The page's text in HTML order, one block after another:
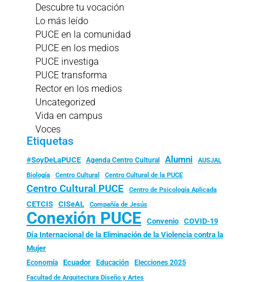
Descubre tu vocación
Lo más leído
PUCE en la comunidad
PUCE en los medios
PUCE investiga
PUCE transforma
Rector en los medios
Uncategorized
Vida en campus
Voces
Etiquetas
#SoyDeLaPUCE Agenda Centro Cultural Alumni
AUSJAL
Biología
Centro Cultural Centro Cultural de la PUCE
Centro Cultural PUCE Centro de Psicología Aplicada
CETCIS CISeAL Compañía de Jesús
Conexión PUCE Convenio
COVID-19
Día Internacional de la Eliminación de la Violencia contra la
Mujer
Economía Ecuador Educación Elecciones 2025
Facultad de Arquitectura Diseño y Artes